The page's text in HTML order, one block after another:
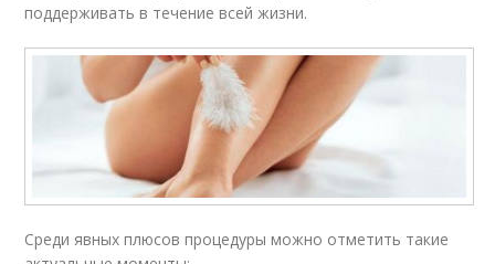
поддерживать в течение всей жизни.
Среди явных плюсов процедуры можно отметить такие